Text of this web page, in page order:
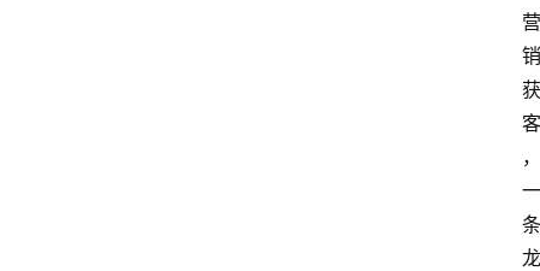
营
销
获
客
，
一
条
龙